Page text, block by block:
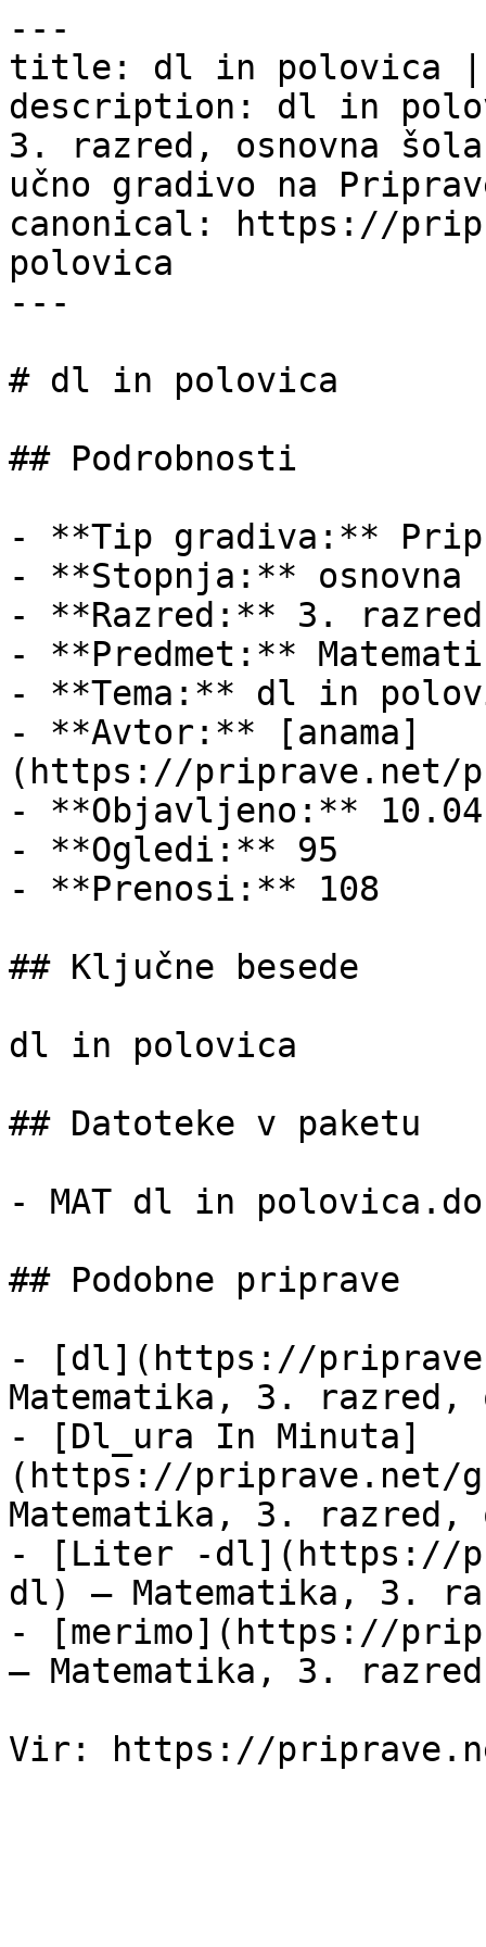
---
title: dl in polovica |
description: dl in
3. razred, osnovna
učno gradivo na
canonical: https://
polovica
---
# dl in polovica
## Podrobnosti
- **Tip gradiva:**
- **Stopnja:** osnovna
- **Razred:** 3. razred
- **Predmet:**
- **Tema:** dl in
- **Avtor:** [anama]
(https://priprave.net/
- **Objavljeno:**
- **Ogledi:** 95
- **Prenosi:** 108
## Ključne besede
dl in polovica
## Datoteke v paketu
- MAT dl in
## Podobne priprave
- [dl](https://
Matematika, 3. razred,
- [Dl_ura In Minuta]
(https://priprave.net/
Matematika, 3. razred,
- [Liter -dl](https://
dl) — Matematika, 3.
- [merimo](https://
— Matematika, 3.